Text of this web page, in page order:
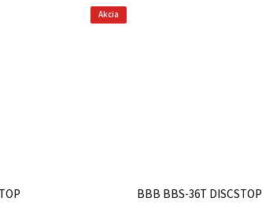
Akcia
BBB BBS-36T DISCSTOP